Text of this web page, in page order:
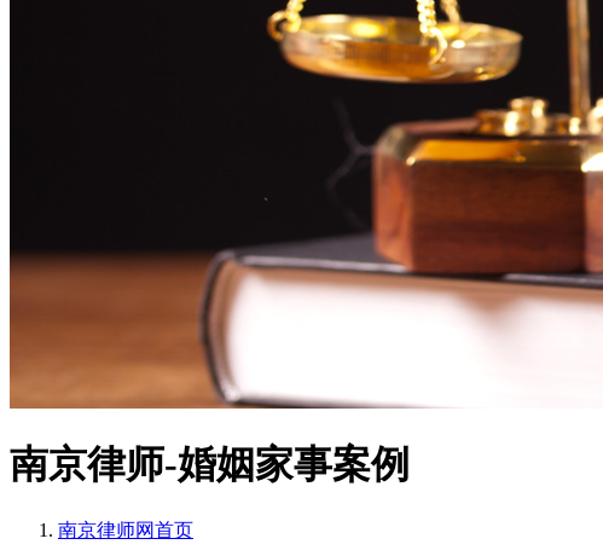
南京律师-婚姻家事案例
南京律师网首页